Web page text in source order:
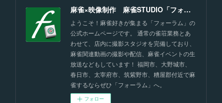
麻雀×映像制作 麻雀STUDIO「フォーラム」福岡
ようこそ！麻雀好きが集まる「フォーラム」の
公式ホームページです。 通常の雀荘業務とあ
わせて、店内に撮影スタジオを完備しており、
麻雀関連動画の撮影や配信、麻雀イベントの生
放送などもしています！ 福岡市、大野城市、
春日市、太宰府市、筑紫野市、糟屋郡付近で麻
雀するならぜひ「フォーラム」へ。
フォロー